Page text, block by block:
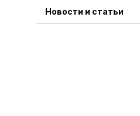
Новости и статьи